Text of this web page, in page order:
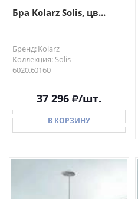
Бра Kolarz Solis, цв...
Бренд: Kolarz
Коллекция: Solis
6020.60160
37 296 /шт.
В КОРЗИНУ